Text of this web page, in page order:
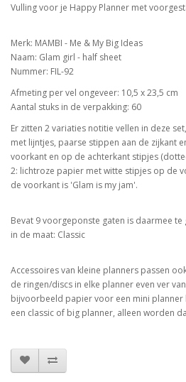
Vulling voor je Happy Planner met
Merk: MAMBI - Me & My Big Ideas
Naam: Glam girl - half sheet
Nummer: FIL-92
Afmeting per vel ongeveer: 10,5 x 23,5 cm
Aantal stuks in de verpakking: 60
Er zitten 2 variaties notitie vellen in deze
met lijntjes, paarse stippen aan de zijkant
voorkant en op de achterkant stipjes
2: lichtroze papier met witte stipjes op de
de voorkant is 'Glam is my jam'.
Bevat 9 voorgeponste gaten is daarmee
in de maat: Classic
Accessoires van kleine planners passen
de ringen/discs in elke planner even ver
bijvoorbeeld papier voor een mini planner
een classic of big planner, alleen worden